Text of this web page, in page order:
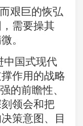
艰巨的恢弘
需要操其
。
中国式现代
作用的战略
的前瞻性、
领会和把
策意图、目